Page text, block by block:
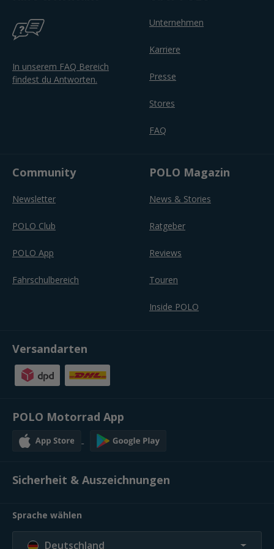
In unserem FAQ Bereich
findest du Antworten.
Unternehmen
Karriere
Presse
Stores
FAQ
Community
Newsletter
POLO Club
POLO App
Fahrschulbereich
POLO Magazin
News & Stories
Ratgeber
Reviews
Touren
Inside POLO
Versandarten
POLO Motorrad App
Sicherheit & Auszeichnungen
Sprache wählen
Deutschland